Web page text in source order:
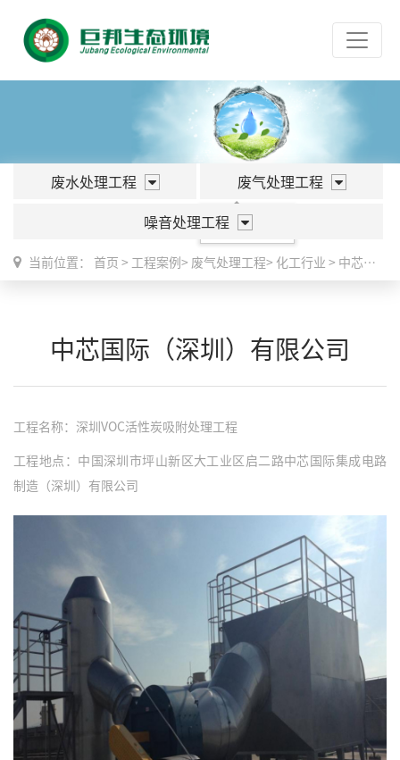
废水处理工程 废气处理工程
化工行业
噪音处理工程
当前位置： 首页 > 工程案例> 废气处理工程> 化工行业 > 中芯国际（深圳）有限公司
中芯国际（深圳）有限公司
工程名称：深圳VOC活性炭吸附处理工程
工程地点：中国深圳市坪山新区大工业区启二路中芯国际集成电路
制造（深圳）有限公司